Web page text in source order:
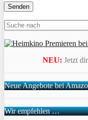
NEU: Jetzt
Neue Angebote bei
Wir empfehlen …